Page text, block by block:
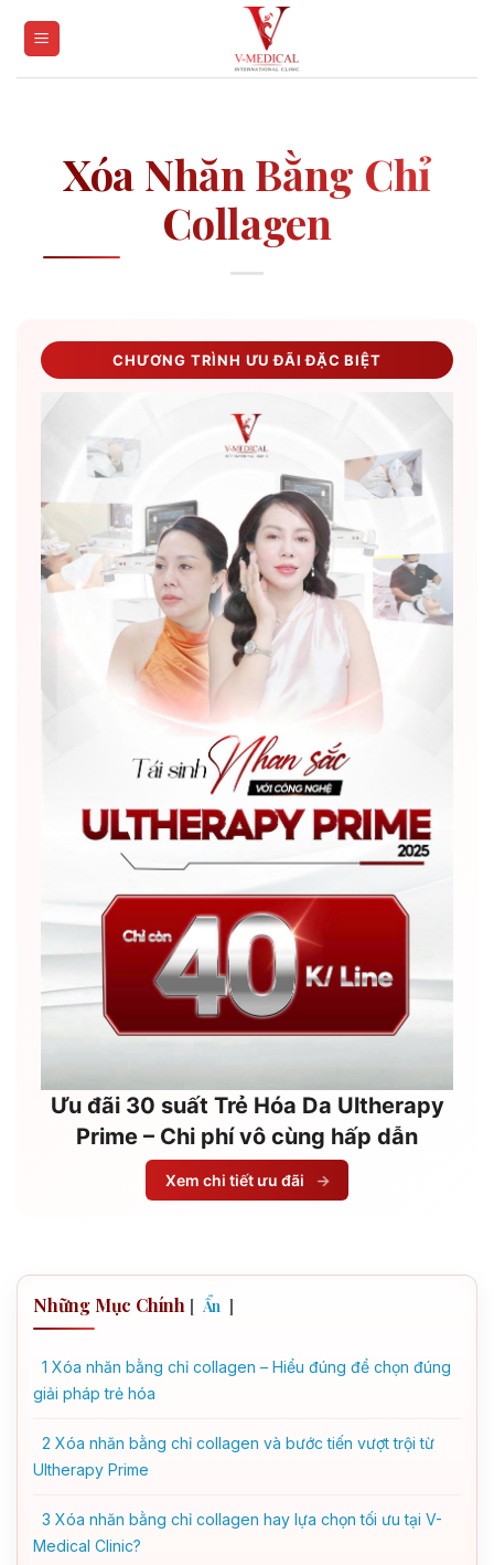
Xóa Nhăn Bằng Chỉ
Collagen
CHƯƠNG TRÌNH ƯU ĐÃI ĐẶC BIỆT
Ưu đãi 30 suất Trẻ Hóa Da Ultherapy
Prime – Chi phí vô cùng hấp dẫn
Xem chi tiết ưu đãi →
Những Mục Chính [ Ẩn ]
1 Xóa nhăn bằng chỉ collagen – Hiểu đúng để chọn đúng
giải pháp trẻ hóa
2 Xóa nhăn bằng chỉ collagen và bước tiến vượt trội từ
Ultherapy Prime
3 Xóa nhăn bằng chỉ collagen hay lựa chọn tối ưu tại V-
Medical Clinic?